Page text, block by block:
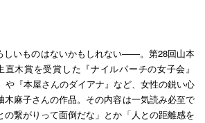
しいものはないかもしれない――。第28回山本
木賞を受賞した『ナイルパーチの女子会』
や『本屋さんのダイアナ』など、女性の鋭い心
木麻子さんの作品。その内容は一気読み必至で
繋がりって面倒だな」とか「人との距離感を